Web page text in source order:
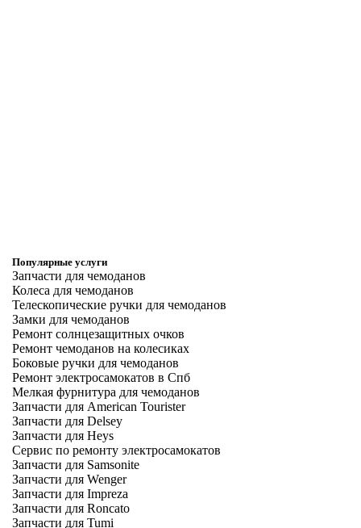
Популярные услуги
Запчасти для чемоданов
Колеса для чемоданов
Телескопические ручки для чемоданов
Замки для чемоданов
Ремонт солнцезащитных очков
Ремонт чемоданов на колесиках
Боковые ручки для чемоданов
Ремонт электросамокатов в Спб
Мелкая фурнитура для чемоданов
Запчасти для American Tourister
Запчасти для Delsey
Запчасти для Heys
Сервис по ремонту электросамокатов
Запчасти для Samsonite
Запчасти для Wenger
Запчасти для Impreza
Запчасти для Roncato
Запчасти для Tumi